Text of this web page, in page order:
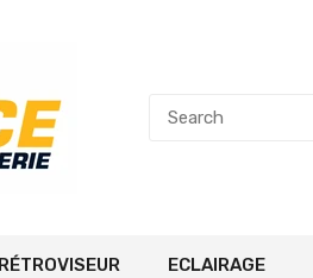
RÉTROVISEUR ECLAIRAGE